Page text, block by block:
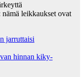
leikkaukset ovat
jarruttaisi
hinnan kiky-